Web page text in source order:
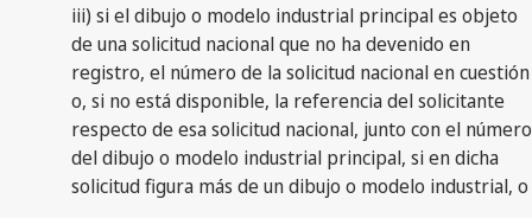
iii) si el dibujo o modelo industrial principal es objeto
de una solicitud nacional que no ha devenido en
registro, el número de la solicitud nacional en cuestión
o, si no está disponible, la referencia del solicitante
respecto de esa solicitud nacional, junto con el número
del dibujo o modelo industrial principal, si en dicha
solicitud figura más de un dibujo o modelo industrial, o